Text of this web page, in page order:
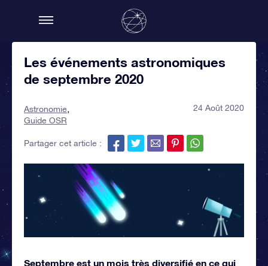
Les événements astronomiques
de septembre 2020
Astronomie
Guide OSR
24 Août 2020
Partager cet article :
Septembre est un mois très diversifié en ce qui